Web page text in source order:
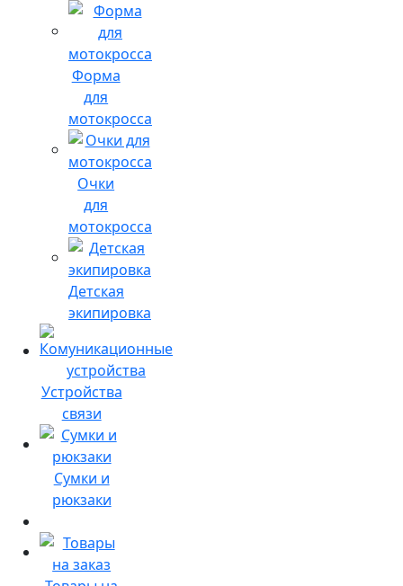
Форма
для
мотокросса
Очки
для
мотокросса
Детская
экипировка
Устройства
связи
Сумки и
рюкзаки